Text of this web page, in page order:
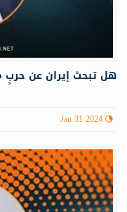
هل تبحث إيران عن حربٍ
Jan 31 2024